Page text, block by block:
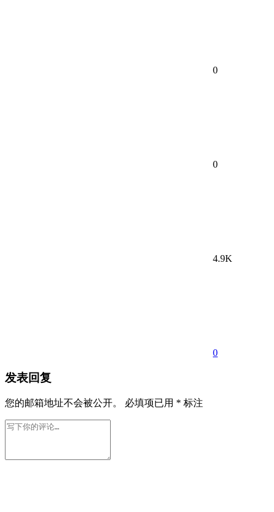
0
0
4.9K
0
发表回复
您的邮箱地址不会被公开。 必填项已用 * 标注